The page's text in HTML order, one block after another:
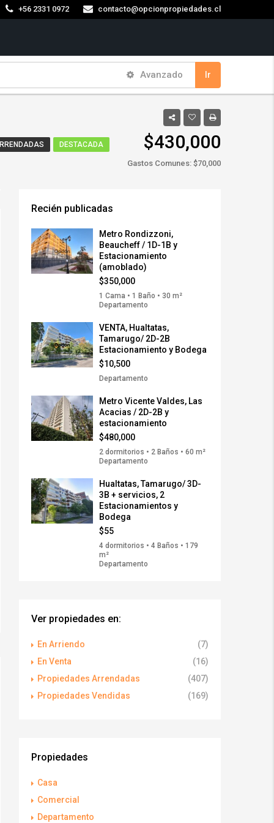
+56 2331 0972 contacto@opcionpropiedades.cl
Avanzado Ir
DESTACADA $430,000
Gastos Comunes: $70,000
Recién publicadas
Metro Rondizzoni,
Beaucheff / 1D-1B y
Estacionamiento
(amoblado)
$350,000
1 Cama • 1 Baño • 30 m²
Departamento
VENTA, Hualtatas,
Tamarugo/ 2D-2B
Estacionamiento y Bodega
$10,500
Departamento
Metro Vicente Valdes, Las
Acacias / 2D-2B y
estacionamiento
$480,000
2 dormitorios • 2 Baños • 60 m²
Departamento
Hualtatas, Tamarugo/ 3D-
3B + servicios, 2
Estacionamientos y
Bodega
$55
4 dormitorios • 4 Baños • 179
m²
Departamento
Ver propiedades en:
En Arriendo
(7)
En Venta
(16)
Propiedades Arrendadas
(407)
Propiedades Vendidas
(169)
Propiedades
Casa
Comercial
Departamento